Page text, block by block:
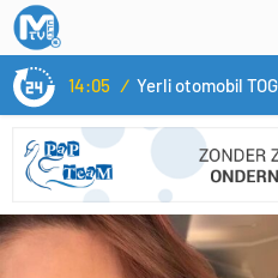
14:05 /
kendilerine benzemiyor